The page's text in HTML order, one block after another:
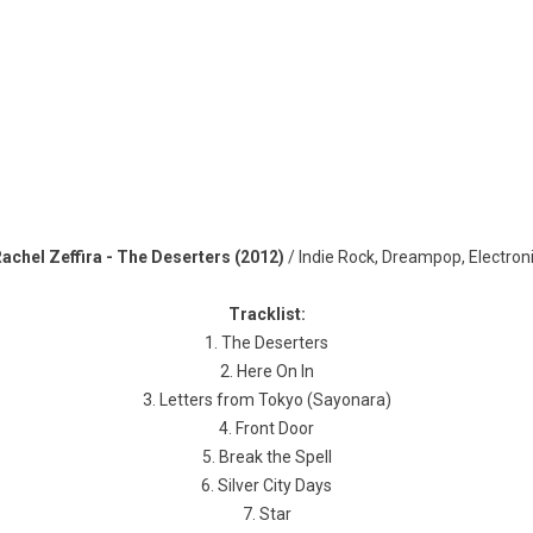
Zeffira - The Deserters (2012) / Indie Rock, Dreampop,
Tracklist:
1. The Deserters
2. Here On In
3. Letters from Tokyo (Sayonara)
4. Front Door
5. Break the Spell
6. Silver City Days
7. Star